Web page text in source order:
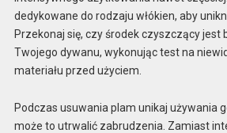
dedykowane do rodzaju włókien, aby
Przekonaj się, czy środek czyszczący jest
Twojego dywanu, wykonując test na
materiału przed użyciem.
Podczas usuwania plam unikaj używania
może to utrwalić zabrudzenia. Zamiast